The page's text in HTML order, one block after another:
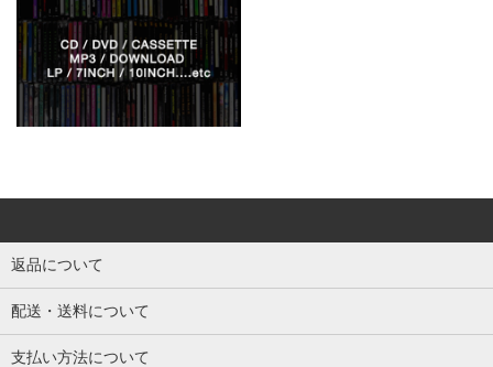
返品について
配送・送料について
支払い方法について